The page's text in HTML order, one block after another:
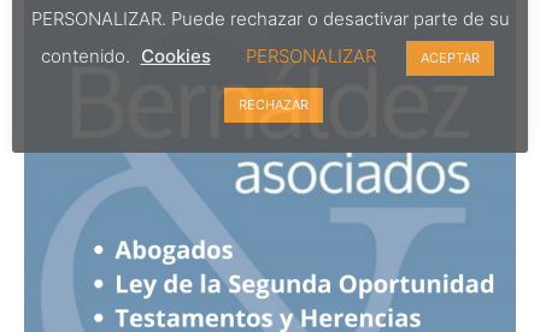
PERSONALIZAR. Puede rechazar o desactivar parte de su
contenido. Cookies PERSONALIZAR ACEPTAR
RECHAZAR